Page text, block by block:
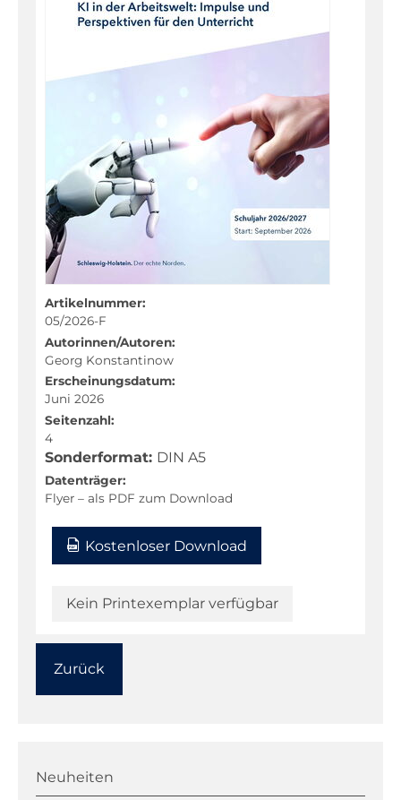
Warenkorb
Fachportal
Artikelnummer:
05/2026-F
Autorinnen/Autoren:
Georg Konstantinow
Erscheinungsdatum:
Juni 2026
Seitenzahl:
4
Sonderformat: DIN A5
Datenträger:
Flyer – als PDF zum Download
Kostenloser Download
Kein Printexemplar verfügbar
Zurück
überspringen
Neuheiten